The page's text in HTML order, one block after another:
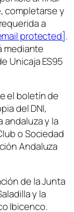
completarse y
a
protected].
mediante
Unicaja ES95
el boletín de
del DNI,
andaluza y la
o Sociedad
Andaluza
de la Junta
y la
Ibicenco.